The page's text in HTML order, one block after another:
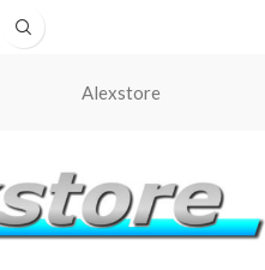
Alexstore